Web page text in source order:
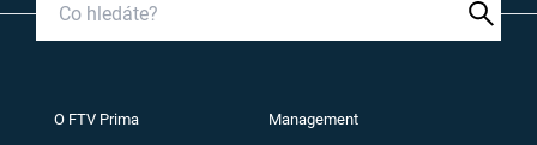
O FTV Prima Management